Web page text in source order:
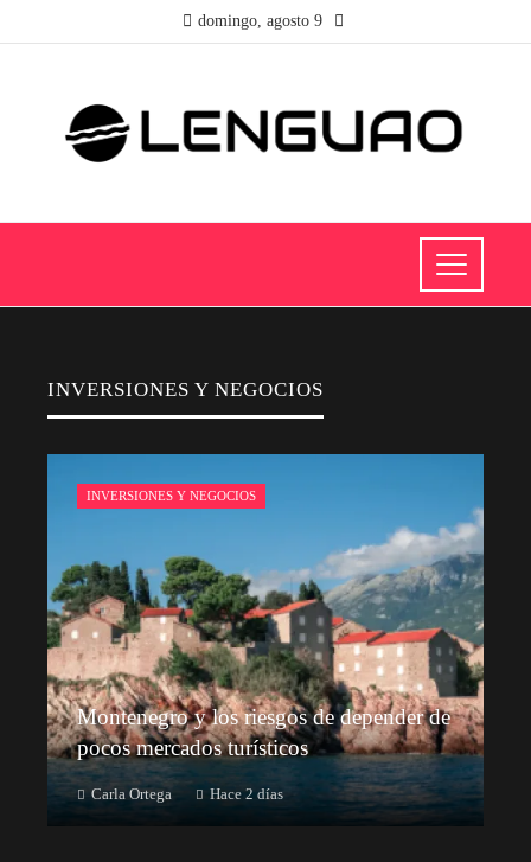
domingo, agosto 9
INVERSIONES Y NEGOCIOS
INVERSIONES Y NEGOCIOS
Montenegro y los riesgos de depender de
pocos mercados turísticos
Carla Ortega Hace 2 días